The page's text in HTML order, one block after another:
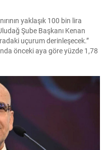
yaklaşık 100 bin lira
Şube Başkanı Kenan
uçurum derinleşecek.”
önceki aya göre yüzde 1,78